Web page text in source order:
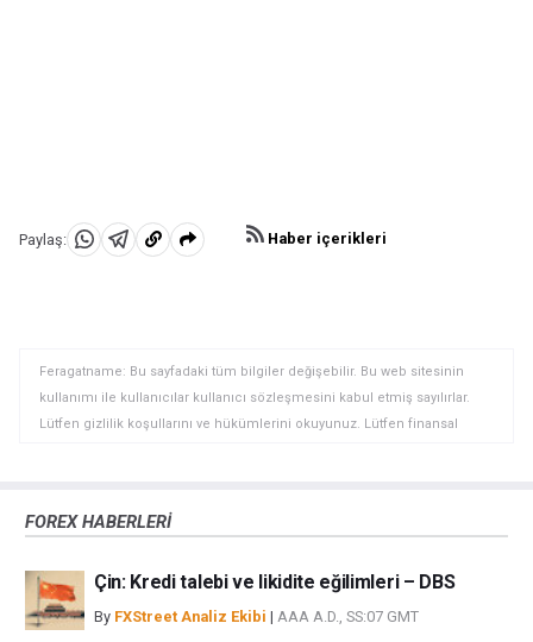
Paylaş:
WhatsApp'da
Telegram'da
Panoya
Haber içerikleri
Feragatname: Bu sayfadaki tüm bilgiler değişebilir. Bu web sitesinin
kullanımı ile kullanıcılar kullanıcı sözleşmesini kabul etmiş sayılırlar.
Lütfen gizlilik koşullarını ve hükümlerini okuyunuz. Lütfen finansal
bir alan olmayabilir. Diğer finansal araçlar içinden döviz ticaretini tercih
iştahınızı dikkatlice gözden geçiriniz. FXStreet’de ifade edilen görüşler
bireysel yazarlara aittir, fxstreet.com veya yönetimin görüşlerini ifade
etmemektedir. Bilgilerde hatalar yada eksikler bulunabilir. FXStreet
FOREX HABERLERİ
Çin: Kredi talebi ve likidite eğilimleri – DBS
By FXStreet Analiz Ekibi | AAA A.D., SS:07 GMT